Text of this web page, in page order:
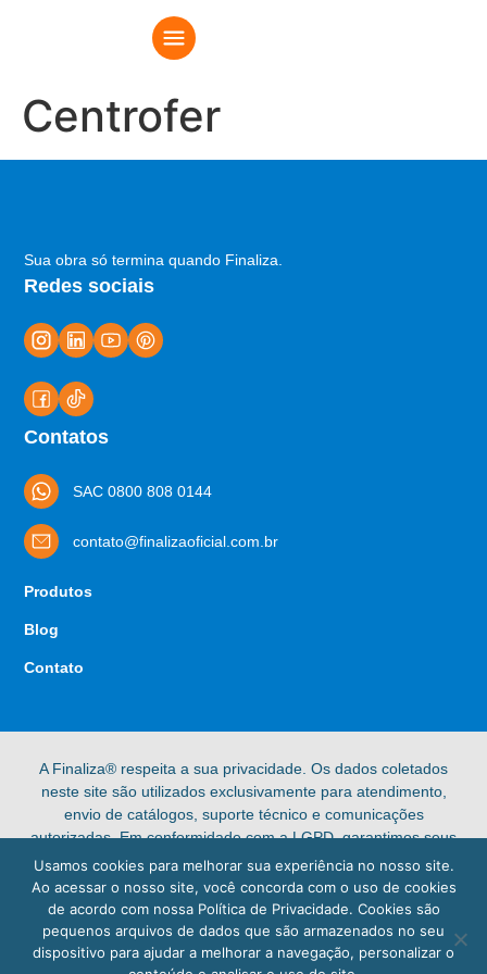
Centrofer
Sua obra só termina quando Finaliza.
Redes sociais
Contatos
SAC 0800 808 0144
contato@finalizaoficial.com.br
Produtos
Blog
Contato
A Finaliza® respeita a sua privacidade. Os dados coletados
neste site são utilizados exclusivamente para atendimento,
envio de catálogos, suporte técnico e comunicações
autorizadas. Em conformidade com a LGPD, garantimos seus
direitos de acesso, retificação e exclusão de dados pessoais.
Confira nossa [Política de Privacidade] completa para mais
informações.
© 2025 Finaliza®. Todos os direitos reservados.
Usamos cookies para melhorar sua experiência no nosso site.
Ao acessar o nosso site, você concorda com o uso de cookies
de acordo com nossa Política de Privacidade. Cookies são
pequenos arquivos de dados que são armazenados no seu
dispositivo para ajudar a melhorar a navegação, personalizar o